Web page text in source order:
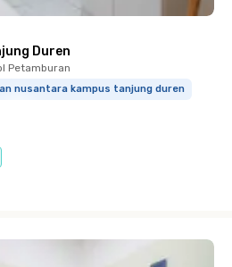
Duren
Petamburan
nusantara kampus tanjung duren